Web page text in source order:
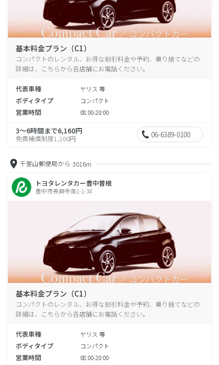
基本料金プラン（C1）
コンパクトのレンタル、お得な割引料金や予約、乗り捨てなどの
詳細は、こちらから各店舗にお電話ください。
代表車種 ヤリス 等
ボディタイプ コンパクト
営業時間 08:00-20:00
3～6時間まで6,160円
免責補償制度1,100円 06-6389-0100
千里山郵便局から 3016m
トヨタレンタカー豊中曽根
豊中市長興寺南1-1-34
基本料金プラン（C1）
コンパクトのレンタル、お得な割引料金や予約、乗り捨てなどの
詳細は、こちらから各店舗にお電話ください。
代表車種 ヤリス 等
ボディタイプ コンパクト
営業時間 08:00-20:00